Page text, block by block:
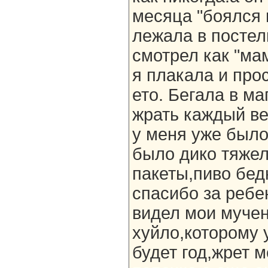
месяца "боялся
лежала в
смотрел как
я плакала и
ето. Бегала в
жрать каждый
у меня уже
было дико
пакеты,пиво
спасибо за
видел мои
хуйло,которому
будет год,жрет